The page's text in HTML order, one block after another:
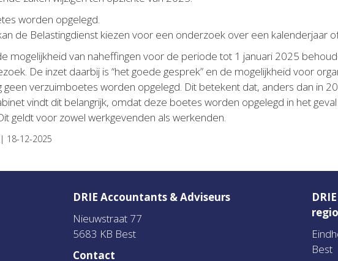
worden opgelegd.
de Belastingdienst kiezen voor een onderzoek over een kalenderjaar
mogelijkheid van naheffingen voor de periode tot 1 januari 2025
De inzet daarbij is “het goede gesprek” en de mogelijkheid voor
verzuimboetes worden opgelegd. Dit betekent dat, anders dan in
vindt dit belangrijk, omdat deze boetes worden opgelegd in het
geldt voor zowel werkgevenden als werkenden.
18-12-2025
DRIE Accountants & Adviseurs
Nieuwstraat 77
5683 KB Best
Contact
regio
Best